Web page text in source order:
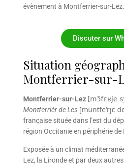
évènement à Montferrier-sur-Lez.
Discuter sur
Situation
Montferrier-sur-
Montferrier-sur-Lez [mɔ̃fɛʁje
Montferrièr de Les [muntfe‘rjɛ d
française située dans l’est du
région Occitanie en périphérie de
Exposée à un climat
Lez, la Lironde et par deux